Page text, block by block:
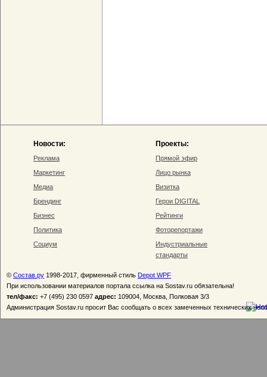
Новости:
Реклама
Маркетинг
Медиа
Брендинг
Бизнес
Политика
Социум
Проекты:
Прямой эфир
Лицо рынка
Визитка
Герои DIGITAL
Рейтинги
Фоторепортажи
Индустриальные
стандарты
© Состав.ру 1998-2017, фирменный стиль Depot WPF
При использовании материалов портала ссылка на Sostav.ru обязательна!
тел/факс: +7 (495) 230 0597 адрес: 109004, Москва, Полковая 3/3
Администрация Sostav.ru просит Вас сообщать о всех замеченных технических